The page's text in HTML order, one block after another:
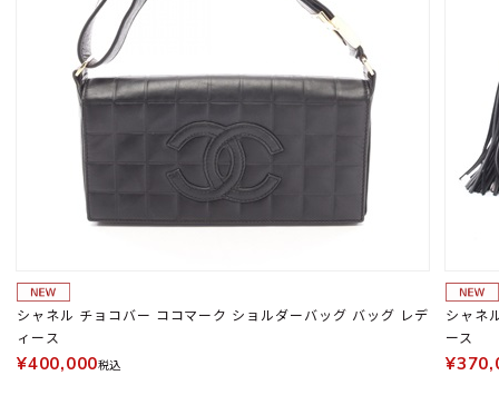
シャネル チョコバー ココマーク ショルダーバッグ バッグ レデ
ィース
¥400,000税込
シャネ
ース